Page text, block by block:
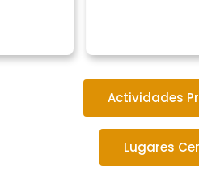
Actividades
Lugares